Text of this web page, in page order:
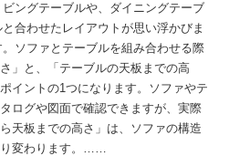
ビングテーブルや、ダイニングテーブ
と合わせたレイアウトが思い浮かびま
。ソファとテーブルを組み合わせる際
」と、「テーブルの天板までの高
イントの1つになります。ソファやテ
ログや図面で確認できますが、実際
天板までの高さ」は、ソファの構造
変わります。……